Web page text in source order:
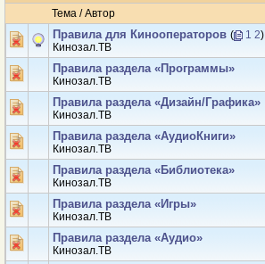
Тема /Автор
Правила для Кинооператоров ( 1 2)
Кинозал.ТВ
Правила раздела «Программы»
Кинозал.ТВ
Правила раздела «Дизайн/Графика»
Кинозал.ТВ
Правила раздела «АудиоКниги»
Кинозал.ТВ
Правила раздела «Библиотека»
Кинозал.ТВ
Правила раздела «Игры»
Кинозал.ТВ
Правила раздела «Аудио»
Кинозал.ТВ